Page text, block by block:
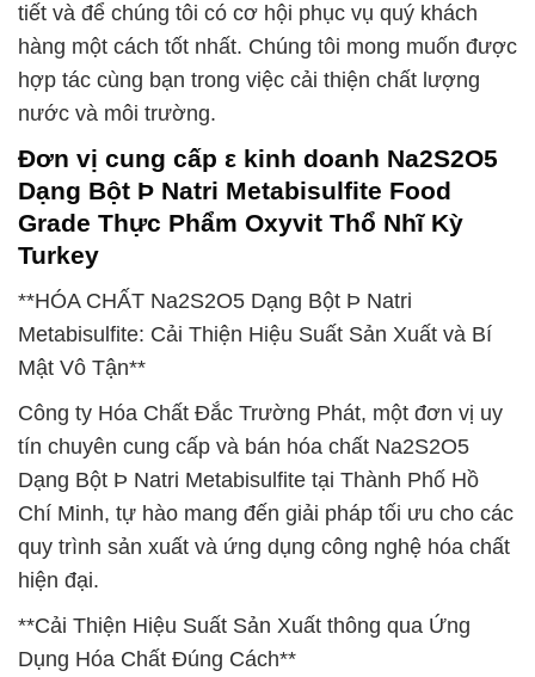
tiết và để chúng tôi có cơ hội phục vụ quý khách
hàng một cách tốt nhất. Chúng tôi mong muốn được
hợp tác cùng bạn trong việc cải thiện chất lượng
nước và môi trường.
Đơn vị cung cấp ε kinh doanh Na2S2O5
Dạng Bột Þ Natri Metabisulfite Food
Grade Thực Phẩm Oxyvit Thổ Nhĩ Kỳ
Turkey
**HÓA CHẤT Na2S2O5 Dạng Bột Þ Natri
Metabisulfite: Cải Thiện Hiệu Suất Sản Xuất và Bí
Mật Vô Tận**
Công ty Hóa Chất Đắc Trường Phát, một đơn vị uy
tín chuyên cung cấp và bán hóa chất Na2S2O5
Dạng Bột Þ Natri Metabisulfite tại Thành Phố Hồ
Chí Minh, tự hào mang đến giải pháp tối ưu cho các
quy trình sản xuất và ứng dụng công nghệ hóa chất
hiện đại.
**Cải Thiện Hiệu Suất Sản Xuất thông qua Ứng
Dụng Hóa Chất Đúng Cách**